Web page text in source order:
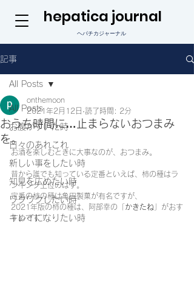
hepatica journal
ヘパチカジャーナル
記事
All Posts
お腹がすいた時
日々のあれこれ
新しい事をしたい時
知見を広めたい時
ワクワクしたい時
キレイになりたい時
All Posts
おうち時間に…止まらないおつまみ
を。
onthemoon
2021年2月12日 読了時間: 2分
お酒を楽しむときに大事なのが、おつまみ。
昔から誰でも知っている定番といえば、柿の種はラ
ンキング上位のはず。
定番の柿の種は亀田製菓が有名ですが、
2021年版の柿の種は、阿部幸の「 かきたね 」がおす
すめです！